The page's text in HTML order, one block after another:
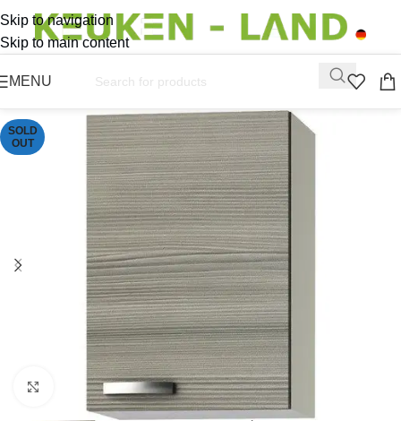
Skip to navigation
Skip to main content
MENU
SOLD
OUT
Click to enlarge